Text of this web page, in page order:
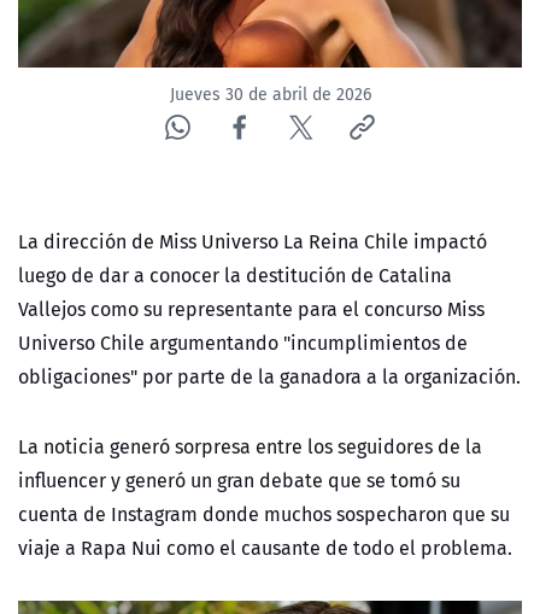
CORPORATIVO Y TRANSPARENCIA
CANAL DE DENUNCIAS
ÁREA DE PROYECTOS
Jueves 30 de abril de 2026
La dirección de Miss Universo La Reina Chile impactó
luego de dar a conocer la destitución de Catalina
Vallejos como su representante para el concurso Miss
Universo Chile argumentando "incumplimientos de
obligaciones" por parte de la ganadora a la organización.
La noticia generó sorpresa entre los seguidores de la
influencer y generó un gran debate que se tomó su
cuenta de Instagram donde muchos sospecharon que su
viaje a Rapa Nui como el causante de todo el problema.